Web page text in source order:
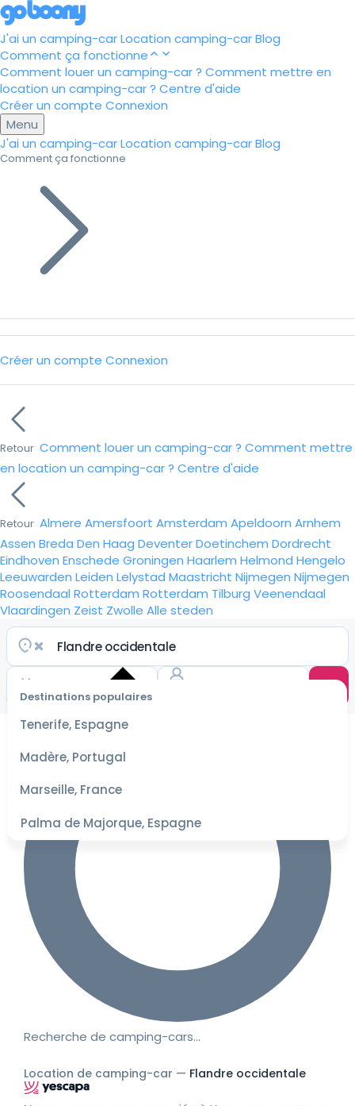
J'ai un camping-carLocation camping-carBlog
Comment ça fonctionne
Comment louer un camping-car ? Comment mettre en
location un camping-car ? Centre d'aide
Créer un compte Connexion
Menu
J'ai un camping-carLocation camping-carBlog
Comment ça fonctionne
Créer un compte Connexion
Retour Comment louer un camping-car ? Comment mettre
en location un camping-car ? Centre d'aide
Retour Almere Amersfoort Amsterdam Apeldoorn Arnhem
Assen Breda Den Haag DeventerDoetinchem Dordrecht
Eindhoven Enschede Groningen Haarlem Helmond Hengelo
Leeuwarden Leiden Lelystad Maastricht Nijmegen Nijmegen
Roosendaal Rotterdam Rotterdam Tilburg Veenendaal
Vlaardingen Zeist Zwolle Alle steden
Destinations populaires
Tenerife, Espagne
Madère, Portugal
Marseille, France
Palma de Majorque, Espagne
Choisir
les
pour les
tarifs
Recherche de camping-cars…
Location de camping-car — Flandre occidentale